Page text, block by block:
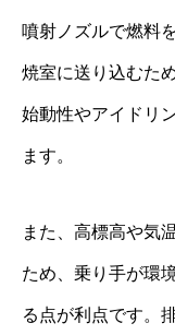
噴射ノズルで燃料
焼室に送り込むた
始動性やアイドリ
ます。
また、高標高や気
ため、乗り手が環
る点が利点です。